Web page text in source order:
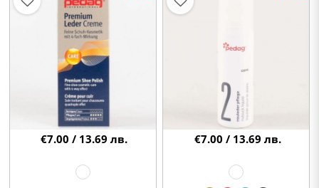
€7.00 / 13.69 лв. €7.00 / 13.69 лв.